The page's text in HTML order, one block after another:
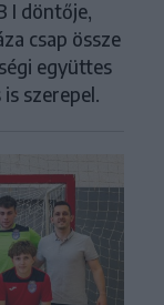
I döntője,
csap össze
együttes
szerepel.